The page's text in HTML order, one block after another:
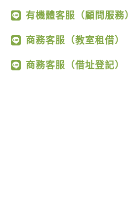
有機體客服（顧問服務）
商務客服（教室租借）
商務客服（借址登記）